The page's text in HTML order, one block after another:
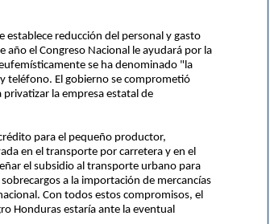
establece reducción del personal y gasto
el Congreso Nacional le ayudará por la
se ha denominado "la
teléfono. El gobierno se comprometió
privatizar la empresa estatal de
para el pequeño productor,
en el transporte por carretera y en el
el subsidio al transporte urbano para
a la importación de mercancías
Con todos estos compromisos, el
Honduras estaría ante la eventual